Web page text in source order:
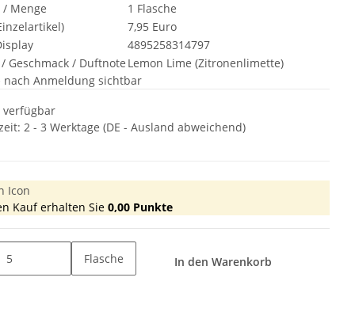
Menge
1 Flasche
7,95 Euro
4895258314797
Geschmack / Duftnote Lemon Lime (Zitronenlimette)
nach Anmeldung sichtbar
verfügbar
2 - 3 Werktage (DE - Ausland abweichend)
Kauf erhalten Sie 0,00 Punkte
Flasche In den Warenkorb